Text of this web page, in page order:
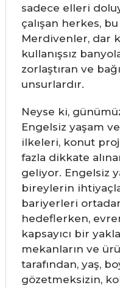
sadece elleri
çalışan herkes,
Merdivenler, dar
kullanışsız
zorlaştıran ve
unsurlardır.
Neyse ki,
Engelsiz yaşam
ilkeleri, konut
fazla dikkate
geliyor. Engelsiz
bireylerin
bariyerleri
hedeflerken,
kapsayıcı bir
mekanların ve
tarafından, yaş,
gözetmeksizin,